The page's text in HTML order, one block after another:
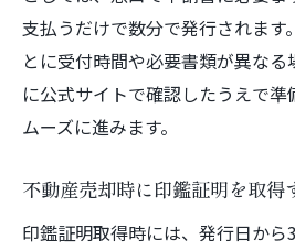
売主が意識するべき不
成功する不動産売却の
売主として信頼される
法
売主の経験が活きる不動
ス
支払うだけで数分で発行されます
とに受付時間や必要書類が異な
に公式サイトで確認したうえで
ムーズに進みます。
不動産売却時に印鑑証明を取得
印鑑証明取得時には、発行日か